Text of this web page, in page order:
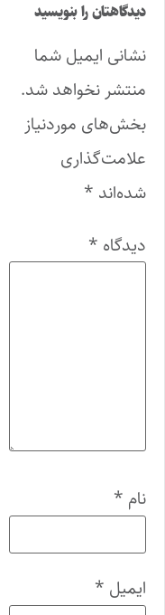
دیدگاهتان را بنویسید
نشانی ایمیل شما
منتشر نخواهد شد.
بخش‌های موردنیاز
علامت‌گذاری
شده‌اند *
دیدگاه *
نام *
ایمیل *